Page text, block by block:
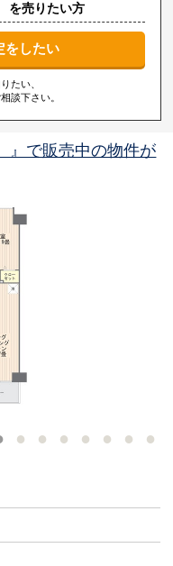
を売りたい方
をしたい
たい、
談下さい。
』で販売中の物件が